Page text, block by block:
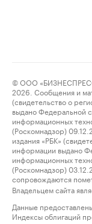
© ООО
2026. Сообщения и
(свидетельство о
выдано Федеральной
информационных
(Роскомнадзор)
издания «РБК»
информации выдано
информационных
(Роскомнадзор)
сопровождаются
Владельцем сайта
Данные
Индексы облигаций